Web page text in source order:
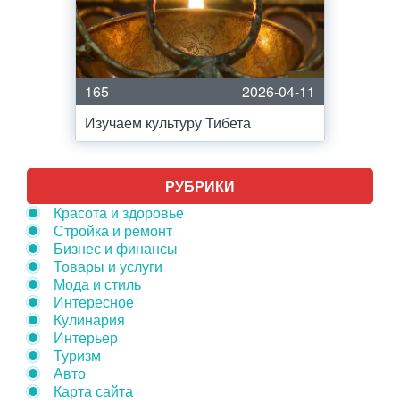
165
2026-04-11
Изучаем культуру Тибета
РУБРИКИ
Красота и здоровье
Стройка и ремонт
Бизнес и финансы
Товары и услуги
Мода и стиль
Интересное
Кулинария
Интерьер
Туризм
Авто
Карта сайта